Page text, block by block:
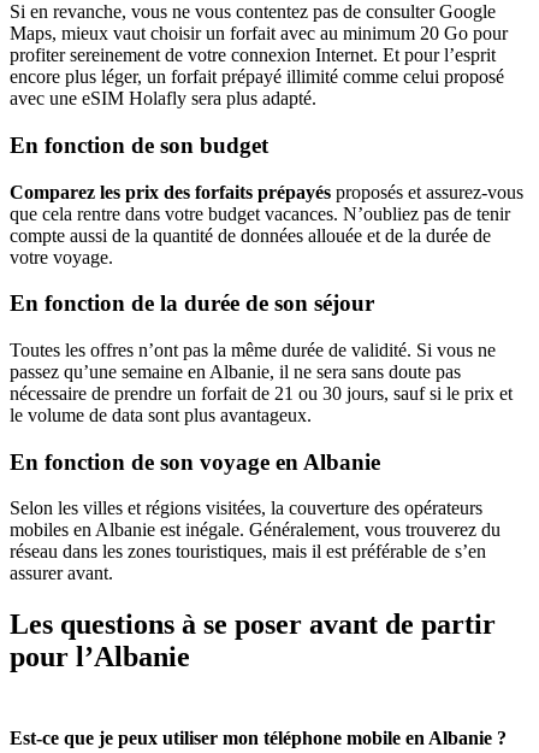
Si en revanche, vous ne vous contentez pas de consulter Google
Maps, mieux vaut choisir un forfait avec au minimum 20 Go pour
profiter sereinement de votre connexion Internet. Et pour l’esprit
encore plus léger, un forfait prépayé illimité comme celui proposé
avec une eSIM Holafly sera plus adapté.
En fonction de son budget
Comparez les prix des forfaits prépayés proposés et assurez-vous
que cela rentre dans votre budget vacances. N’oubliez pas de tenir
compte aussi de la quantité de données allouée et de la durée de
votre voyage.
En fonction de la durée de son séjour
Toutes les offres n’ont pas la même durée de validité. Si vous ne
passez qu’une semaine en Albanie, il ne sera sans doute pas
nécessaire de prendre un forfait de 21 ou 30 jours, sauf si le prix et
le volume de data sont plus avantageux.
En fonction de son voyage en Albanie
Selon les villes et régions visitées, la couverture des opérateurs
mobiles en Albanie est inégale. Généralement, vous trouverez du
réseau dans les zones touristiques, mais il est préférable de s’en
assurer avant.
Les questions à se poser avant de partir
pour l’Albanie
Est-ce que je peux utiliser mon téléphone mobile en Albanie ?